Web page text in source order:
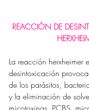
REACCIÓN DE
La reacción herxheimer
desintoxicación
de los parásitos,
y la eliminación de